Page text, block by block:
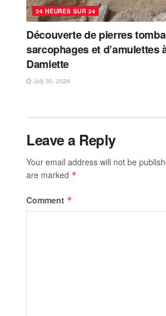
24 HEURES SUR 24
Découverte de pierres
sarcophages et d’amulettes
Damiette
July 30, 2026
Leave a Reply
Your email address will not be
are marked *
Comment *